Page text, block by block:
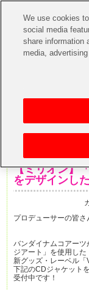
【ミリオン】
をデザインし
プロデューサーの皆さ
バンダイナムコアー
ジアート」を使用した
新グッズ・レーベル「
下記のCDジャケット
受付中です！
We use cookies
social media
share information
media,